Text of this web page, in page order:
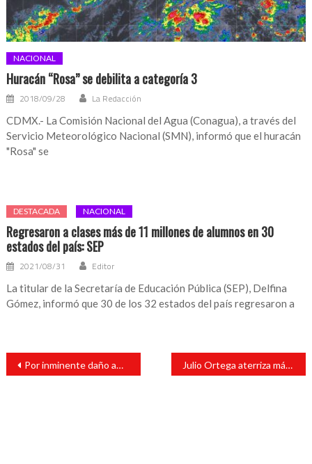
NACIONAL
Huracán “Rosa” se debilita a categoría 3
2018/09/28 La Redacción
CDMX.- La Comisión Nacional del Agua (Conagua), a través del
Servicio Meteorológico Nacional (SMN), informó que el huracán
"Rosa" se
DESTACADA NACIONAL
Regresaron a clases más de 11 millones de alumnos en 30
estados del país: SEP
2021/08/31 Editor
La titular de la Secretaría de Educación Pública (SEP), Delfina
Gómez, informó que 30 de los 32 estados del país regresaron a
Navegación
entradas
Por inminente daño ambiental, PMA clausura relleno sanitario de Poza Rica Julio Ortega aterriza más obra pública para Catemaco